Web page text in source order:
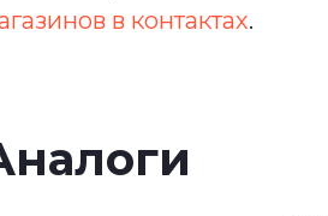
в контактах.